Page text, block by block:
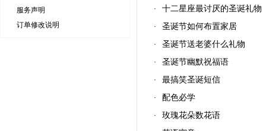
服务声明
订单修改说明
· 十二星座最讨厌的圣诞礼物
· 圣诞节如何布置家居
· 圣诞节送老婆什么礼物
· 圣诞节幽默祝福语
· 最搞笑圣诞短信
· 配色必学
· 玫瑰花朵数花语